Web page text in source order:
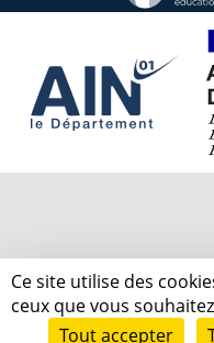
Ce site utilise des
ceux que vous
Tout accepter